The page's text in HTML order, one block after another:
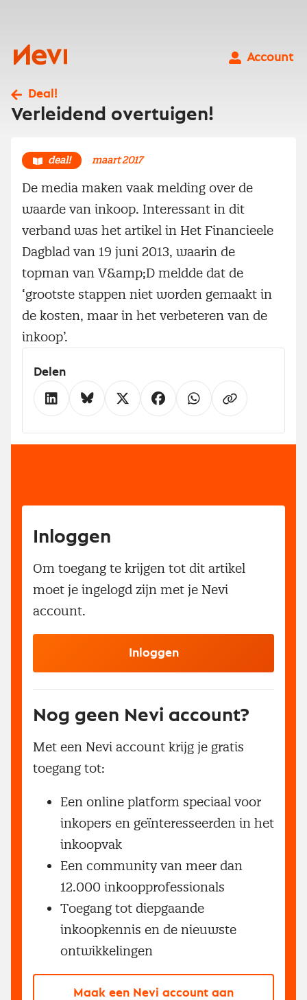
Nevi
Account
Deal!
Verleidend overtuigen!
deal! maart 2017
De media maken vaak melding over de
waarde van inkoop. Interessant in dit
verband was het artikel in Het Financieele
Dagblad van 19 juni 2013, waarin de
topman van V&amp;D meldde dat de
‘grootste stappen niet worden gemaakt in
de kosten, maar in het verbeteren van de
inkoop’.
Delen
Inloggen
Om toegang te krijgen tot dit artikel
moet je ingelogd zijn met je Nevi
account.
Inloggen
Nog geen Nevi account?
Met een Nevi account krijg je gratis
toegang tot:
Een online platform speciaal voor
inkopers en geïnteresseerden in het
inkoopvak
Een community van meer dan
12.000 inkoopprofessionals
Toegang tot diepgaande
inkoopkennis en de nieuwste
ontwikkelingen
Maak een Nevi account aan